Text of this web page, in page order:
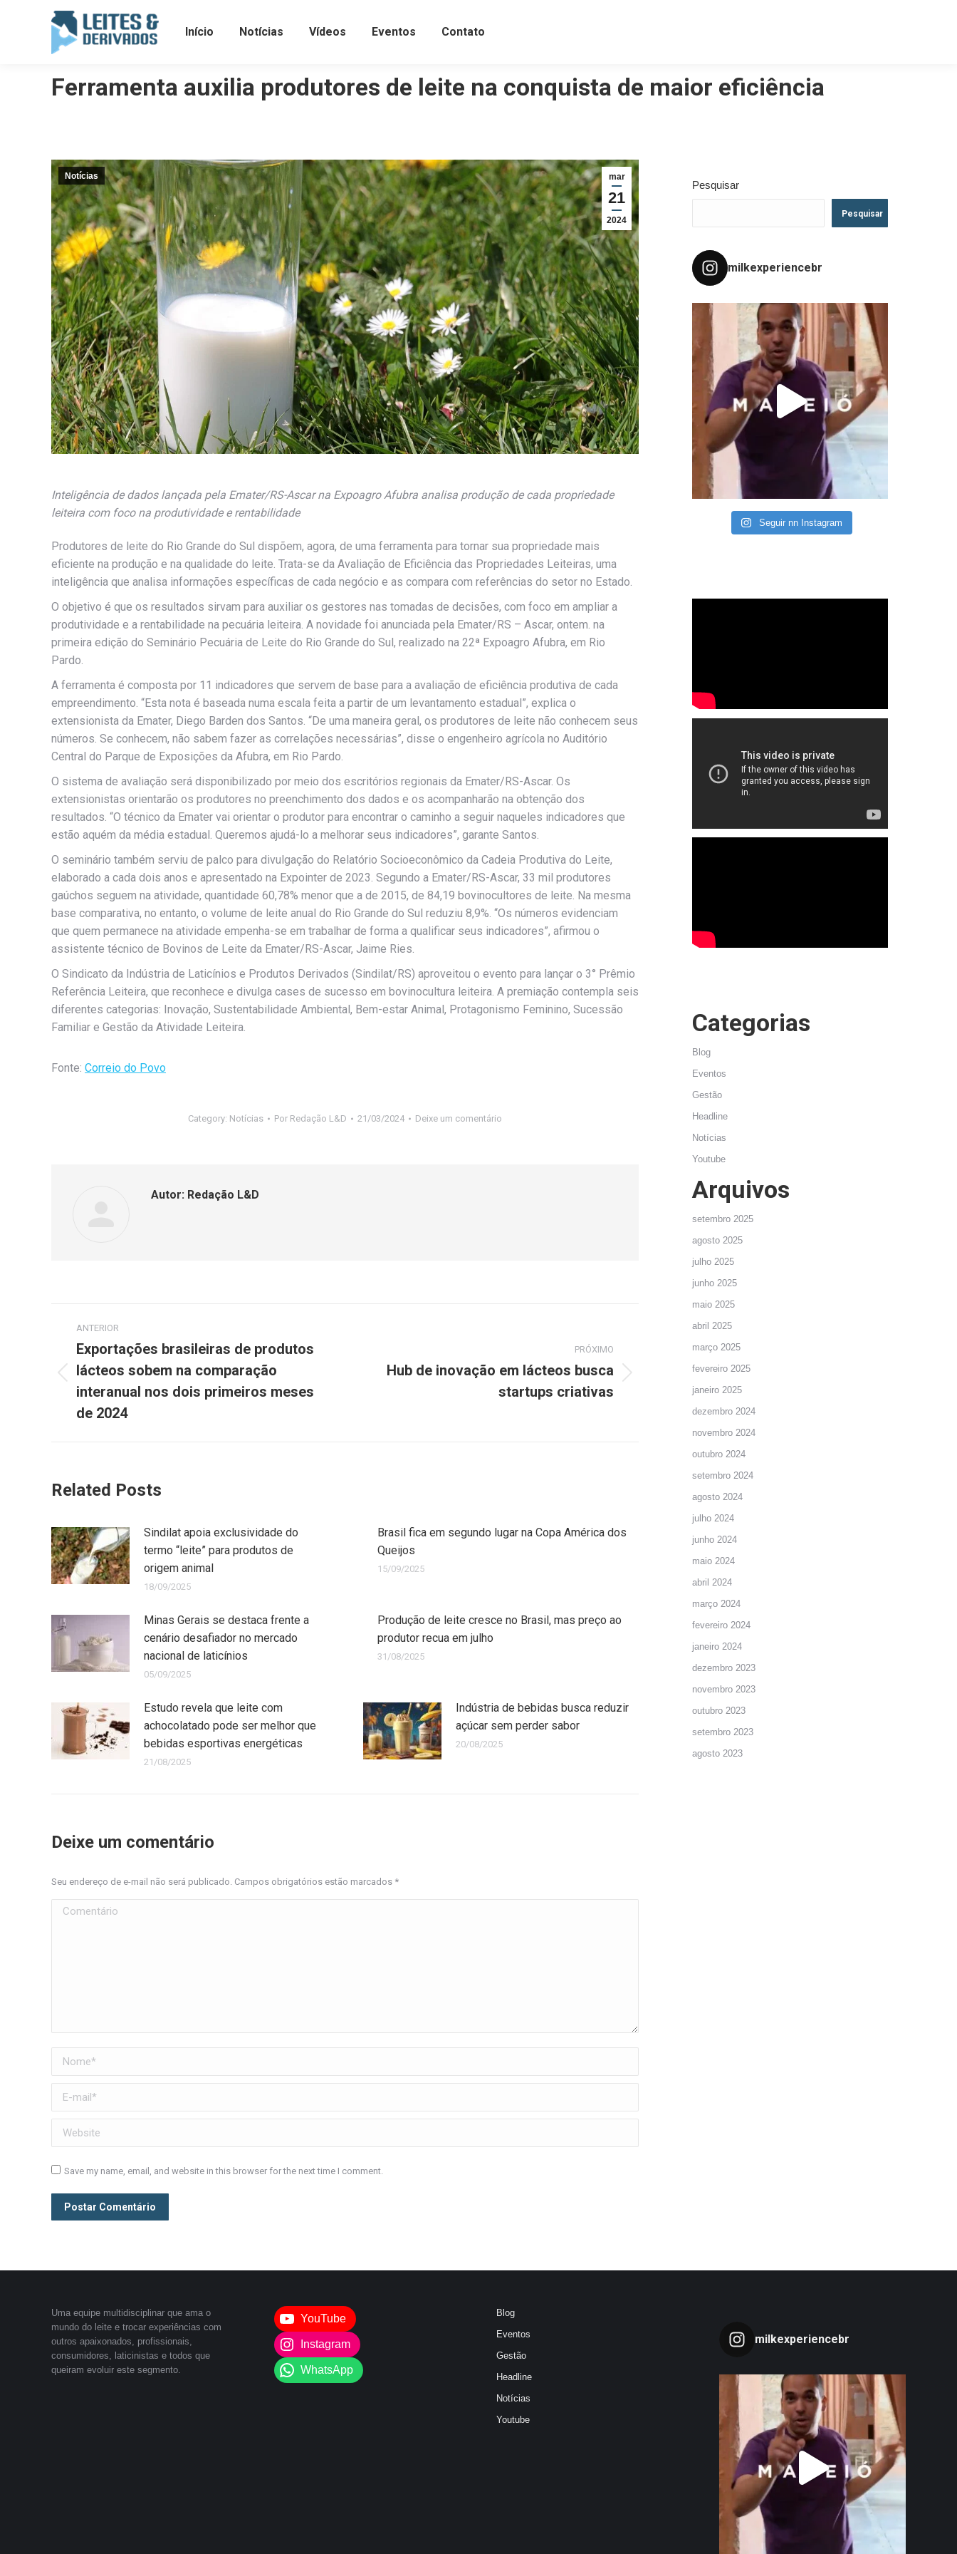
Início Notícias Vídeos Eventos Contato
Ferramenta auxilia produtores de leite na conquista de maior eficiência
mar
21
2024
Notícias
Inteligência de dados lançada pela Emater/RS-Ascar na Expoagro Afubra analisa produção de cada propriedade
leiteira com foco na produtividade e rentabilidade
Produtores de leite do Rio Grande do Sul dispõem, agora, de uma ferramenta para tornar sua propriedade mais
eficiente na produção e na qualidade do leite. Trata-se da Avaliação de Eficiência das Propriedades Leiteiras, uma
inteligência que analisa informações específicas de cada negócio e as compara com referências do setor no Estado.
O objetivo é que os resultados sirvam para auxiliar os gestores nas tomadas de decisões, com foco em ampliar a
produtividade e a rentabilidade na pecuária leiteira. A novidade foi anunciada pela Emater/RS – Ascar, ontem. na
primeira edição do Seminário Pecuária de Leite do Rio Grande do Sul, realizado na 22ª Expoagro Afubra, em Rio
Pardo.
A ferramenta é composta por 11 indicadores que servem de base para a avaliação de eficiência produtiva de cada
empreendimento. “Esta nota é baseada numa escala feita a partir de um levantamento estadual”, explica o
extensionista da Emater, Diego Barden dos Santos. “De uma maneira geral, os produtores de leite não conhecem seus
números. Se conhecem, não sabem fazer as correlações necessárias”, disse o engenheiro agrícola no Auditório
Central do Parque de Exposições da Afubra, em Rio Pardo.
O sistema de avaliação será disponibilizado por meio dos escritórios regionais da Emater/RS-Ascar. Os
extensionistas orientarão os produtores no preenchimento dos dados e os acompanharão na obtenção dos
resultados. “O técnico da Emater vai orientar o produtor para encontrar o caminho a seguir naqueles indicadores que
estão aquém da média estadual. Queremos ajudá-lo a melhorar seus indicadores”, garante Santos.
O seminário também serviu de palco para divulgação do Relatório Socioeconômico da Cadeia Produtiva do Leite,
elaborado a cada dois anos e apresentado na Expointer de 2023. Segundo a Emater/RS-Ascar, 33 mil produtores
gaúchos seguem na atividade, quantidade 60,78% menor que a de 2015, de 84,19 bovinocultores de leite. Na mesma
base comparativa, no entanto, o volume de leite anual do Rio Grande do Sul reduziu 8,9%. “Os números evidenciam
que quem permanece na atividade empenha-se em trabalhar de forma a qualificar seus indicadores”, afirmou o
assistente técnico de Bovinos de Leite da Emater/RS-Ascar, Jaime Ries.
O Sindicato da Indústria de Laticínios e Produtos Derivados (Sindilat/RS) aproveitou o evento para lançar o 3° Prêmio
Referência Leiteira, que reconhece e divulga cases de sucesso em bovinocultura leiteira. A premiação contempla seis
diferentes categorias: Inovação, Sustentabilidade Ambiental, Bem-estar Animal, Protagonismo Feminino, Sucessão
Familiar e Gestão da Atividade Leiteira.
Fonte: Correio do Povo
Category: Notícias Por Redação L&D 21/03/2024 Deixe um comentário
Autor: Redação L&D
ANTERIOR
Exportações brasileiras de produtos
lácteos sobem na comparação
interanual nos dois primeiros meses
de 2024
PRÓXIMO
Hub de inovação em lácteos busca
startups criativas
Related Posts
Sindilat apoia exclusividade do
termo “leite” para produtos de
origem animal
18/09/2025
Brasil fica em segundo lugar na Copa América dos
Queijos
15/09/2025
Minas Gerais se destaca frente a
cenário desafiador no mercado
nacional de laticínios
05/09/2025
Produção de leite cresce no Brasil, mas preço ao
produtor recua em julho
31/08/2025
Estudo revela que leite com
achocolatado pode ser melhor que
bebidas esportivas energéticas
21/08/2025
Indústria de bebidas busca reduzir
açúcar sem perder sabor
20/08/2025
Deixe um comentário
Seu endereço de e-mail não será publicado. Campos obrigatórios estão marcados *
Comentário
Nome *
E-mail *
Website
Save my name, email, and website in this browser for the next time I comment.
Postar Comentário
Pesquisar
Pesquisar
milkexperiencebr
Seguir nn Instagram
Categorias
Blog
Eventos
Gestão
Headline
Notícias
Youtube
Arquivos
setembro 2025
agosto 2025
julho 2025
junho 2025
maio 2025
abril 2025
março 2025
fevereiro 2025
janeiro 2025
dezembro 2024
novembro 2024
outubro 2024
setembro 2024
agosto 2024
julho 2024
junho 2024
maio 2024
abril 2024
março 2024
fevereiro 2024
janeiro 2024
dezembro 2023
novembro 2023
outubro 2023
setembro 2023
agosto 2023
Uma equipe multidisciplinar que ama o
mundo do leite e trocar experiências com
outros apaixonados, profissionais,
consumidores, laticinistas e todos que
queiram evoluir este segmento.
YouTube
Instagram
WhatsApp
Blog
Eventos
Gestão
Headline
Notícias
Youtube
milkexperiencebr